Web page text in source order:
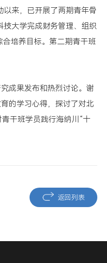
来，已开展了两期青年骨
大学完成财务管理、组织
培养目标。第二期青干班
成果发布和热烈讨论。谢
的学习心得，探讨了对北
干班学员践行海纳川“十
返回列表